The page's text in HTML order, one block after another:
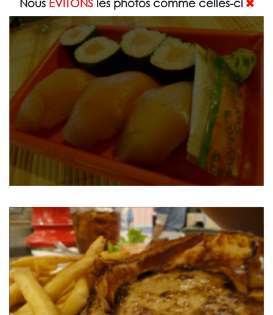
Nous ÉVITONSles photos comme celles-ci